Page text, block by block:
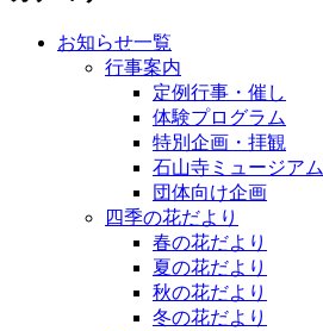
お知らせ一覧
行事案内
定例行事・催し
体験プログラム
特別企画・拝観
石山寺ミュージアム
団体向け企画
四季の花だより
春の花だより
夏の花だより
秋の花だより
冬の花だより